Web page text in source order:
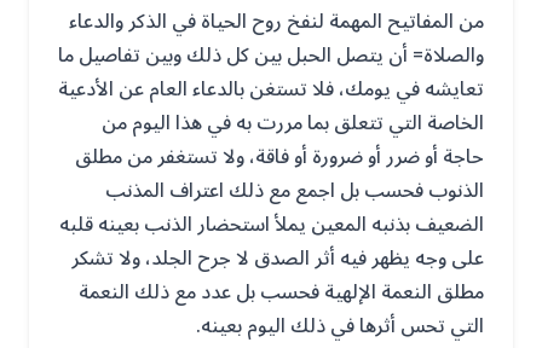
من المفاتيح المهمة لنفخ روح الحياة في الذكر والدعاء
والصلاة= أن يتصل الحبل بين كل ذلك وبين تفاصيل ما
تعايشه في يومك، فلا تستغن بالدعاء العام عن الأدعية
الخاصة التي تتعلق بما مررت به في هذا اليوم من
حاجة أو ضرر أو ضرورة أو فاقة، ولا تستغفر من مطلق
الذنوب فحسب بل اجمع مع ذلك اعتراف المذنب
الضعيف بذنبه المعين يملأ استحضار الذنب بعينه قلبه
على وجه يظهر فيه أثر الصدق لا جرح الجلد، ولا تشكر
مطلق النعمة الإلهية فحسب بل عدد مع ذلك النعمة
التي تحس أثرها في ذلك اليوم بعينه.